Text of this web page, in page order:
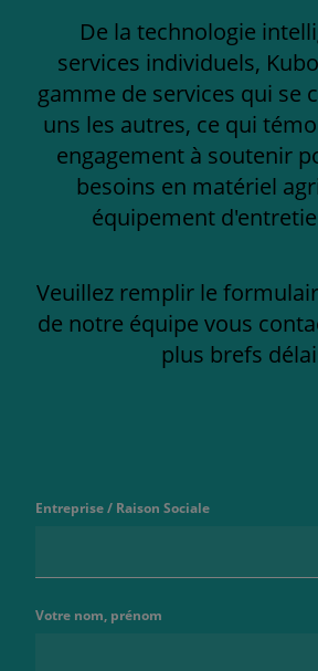
De la technologie
services individuels,
gamme de services qui se
uns les autres, ce qui
engagement à soutenir
besoins en matériel
équipement
Veuillez remplir le
de notre équipe vous
plus brefs
Entreprise / Raison Sociale
Votre nom, prénom